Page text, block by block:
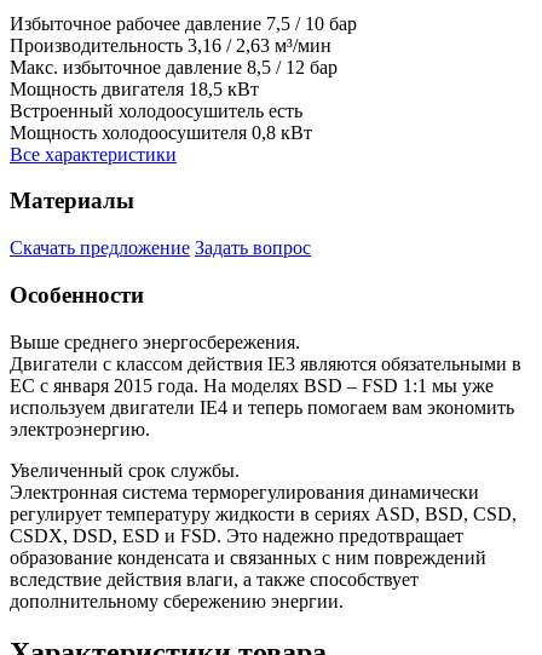
Избыточное рабочее давление 7,5 / 10 бар
Производительность 3,16 / 2,63 м³/мин
Макс. избыточное давление 8,5 / 12 бар
Мощность двигателя 18,5 кВт
Встроенный холодоосушитель есть
Мощность холодоосушителя 0,8 кВт
Все характеристики
Материалы
Скачать предложение Задать вопрос
Особенности
Выше среднего энергосбережения.
Двигатели с классом действия IE3 являются обязательными в
ЕС с января 2015 года. На моделях BSD – FSD 1:1 мы уже
используем двигатели IE4 и теперь помогаем вам экономить
электроэнергию.
Увеличенный срок службы.
Электронная система терморегулирования динамически
регулирует температуру жидкости в сериях ASD, BSD, CSD,
CSDX, DSD, ESD и FSD. Это надежно предотвращает
образование конденсата и связанных с ним повреждений
вследствие действия влаги, а также способствует
дополнительному сбережению энергии.